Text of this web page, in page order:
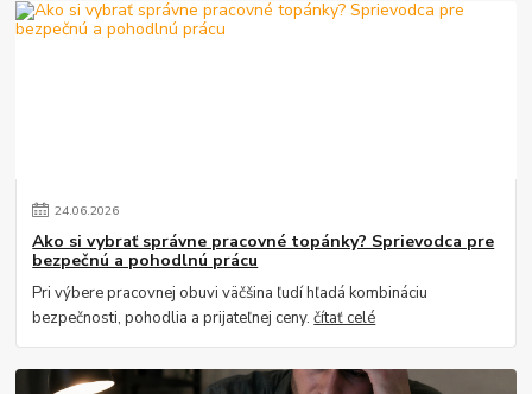
24.06.2026
Ako si vybrať správne pracovné topánky? Sprievodca pre
bezpečnú a pohodlnú prácu
Pri výbere pracovnej obuvi väčšina ľudí hľadá kombináciu
bezpečnosti, pohodlia a prijateľnej ceny.čítať celé